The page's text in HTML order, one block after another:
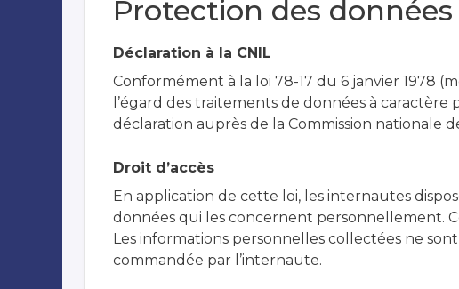
Protection des
Déclaration à la CNIL
Conformément à la loi 78-17 du 6 janvier 1978
l’égard des traitements de données à
déclaration auprès de la Commission nationale
Droit d’accès
En application de cette loi, les internautes
données qui les concernent personnellement.
Les informations personnelles collectées ne
commandée par l’internaute.